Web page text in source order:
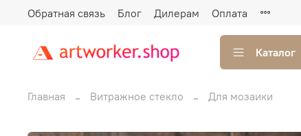
Обратная связь Блог Дилерам Оплата
Каталог
Главная Витражное стекло Для мозаики